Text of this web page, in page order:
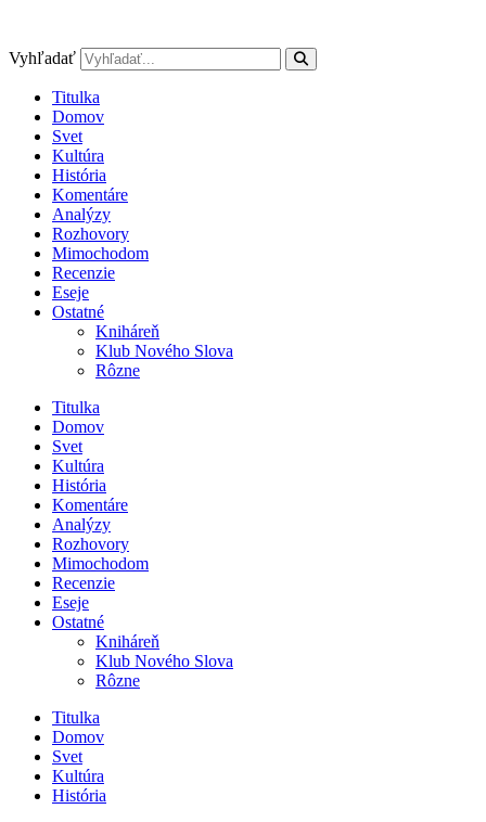
obsah
Vyhľadať
Titulka
Domov
Svet
Kultúra
História
Komentáre
Analýzy
Rozhovory
Mimochodom
Recenzie
Eseje
Ostatné
Kniháreň
Klub Nového Slova
Rôzne
Titulka
Domov
Svet
Kultúra
História
Komentáre
Analýzy
Rozhovory
Mimochodom
Recenzie
Eseje
Ostatné
Kniháreň
Klub Nového Slova
Rôzne
Titulka
Domov
Svet
Kultúra
História